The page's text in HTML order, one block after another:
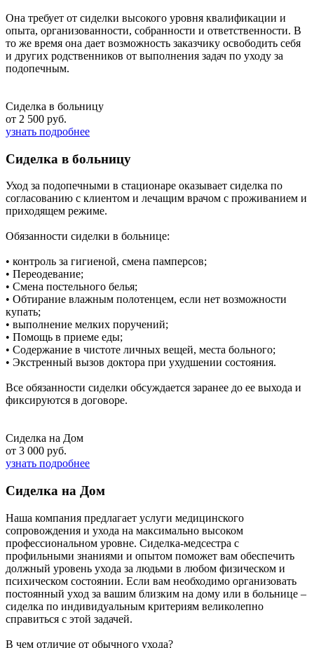
Она требует от сиделки высокого уровня квалификации и
опыта, организованности, собранности и ответственности. В
то же время она дает возможность заказчику освободить себя
и других родственников от выполнения задач по уходу за
подопечным.
Сиделка в больницу
от 2 500 руб.
узнать подробнее
Сиделка в больницу
Уход за подопечными в стационаре оказывает сиделка по
согласованию с клиентом и лечащим врачом с проживанием и
приходящем режиме.
Обязанности сиделки в больнице:
• контроль за гигиеной, смена памперсов;
• Переодевание;
• Смена постельного белья;
• Обтирание влажным полотенцем, если нет возможности
купать;
• выполнение мелких поручений;
• Помощь в приеме еды;
• Содержание в чистоте личных вещей, места больного;
• Экстренный вызов доктора при ухудшении состояния.
Все обязанности сиделки обсуждается заранее до ее выхода и
фиксируются в договоре.
Сиделка на Дом
от 3 000 руб.
узнать подробнее
Сиделка на Дом
Наша компания предлагает услуги медицинского
сопровождения и ухода на максимально высоком
профессиональном уровне. Сиделка-медсестра с
профильными знаниями и опытом поможет вам обеспечить
должный уровень ухода за людьми в любом физическом и
психическом состоянии. Если вам необходимо организовать
постоянный уход за вашим близким на дому или в больнице –
сиделка по индивидуальным критериям великолепно
справиться с этой задачей.
В чем отличие от обычного ухода?